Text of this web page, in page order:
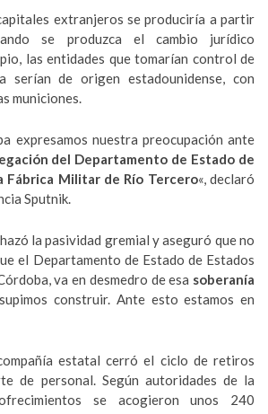
extranjeros se produciría a partir
se produzca el cambio jurídico
las entidades que tomarían control de
serían de origen estadounidense, con
municiones.
expresamos nuestra preocupación ante
del Departamento de Estado de
Fábrica Militar de Río Tercero«, declaró
Sputnik.
la pasividad gremial y aseguró que no
el Departamento de Estado de Estados
va en desmedro de esa soberanía
construir. Ante esto estamos en
estatal cerró el ciclo de retiros
de personal. Según autoridades de la
se acogieron unos 240